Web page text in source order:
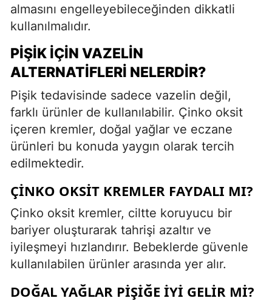
almasını engelleyebileceğinden dikkatli
kullanılmalıdır.
PIŞIK İÇIN VAZELIN
ALTERNATIFLERI NELERDIR?
Pişik tedavisinde sadece vazelin değil,
farklı ürünler de kullanılabilir. Çinko oksit
içeren kremler, doğal yağlar ve eczane
ürünleri bu konuda yaygın olarak tercih
edilmektedir.
ÇINKO OKSIT KREMLER FAYDALI MI?
Çinko oksit kremler, ciltte koruyucu bir
bariyer oluşturarak tahrişi azaltır ve
iyileşmeyi hızlandırır. Bebeklerde güvenle
kullanılabilen ürünler arasında yer alır.
DOĞAL YAĞLAR PIŞIĞE İYI GELIR MI?